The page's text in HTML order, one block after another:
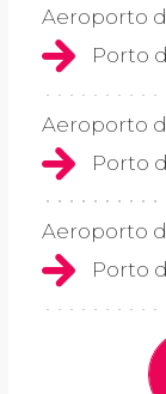
Aeroporto
Porto
Aeroporto
Porto
Aeroporto
Porto